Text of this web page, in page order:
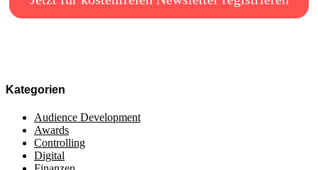
Kategorien
Audience Development
Awards
Controlling
Digital